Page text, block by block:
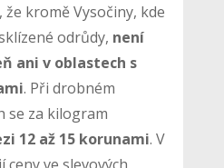
kromě Vysočiny, kde
odrůdy, není
ani v oblastech s
. Při drobném
se za kilogram
12 až 15 korunami. V
ceny ve slevových